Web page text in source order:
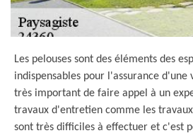
Les pelouses sont des éléments des
indispensables pour l'assurance
très important de faire appel à un
travaux d'entretien comme les
sont très difficiles à effectuer et c'est